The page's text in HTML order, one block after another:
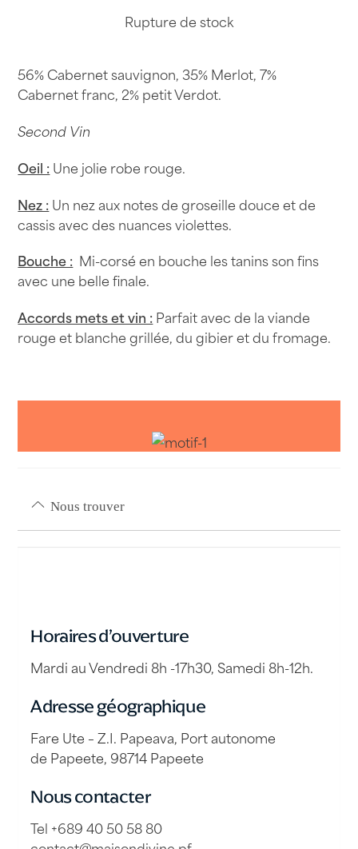
Rupture de stock
56% Cabernet sauvignon, 35% Merlot, 7%
Cabernet franc, 2% petit Verdot.
Second Vin
Oeil :Une jolie robe rouge.
Nez :Un nez aux notes de groseille douce et de
cassis avec des nuances violettes.
Bouche : Mi-corsé en bouche les tanins son fins
avec une belle finale.
Accords mets et vin :Parfait avec de la viande
rouge et blanche grillée, du gibier et du fromage.
Nous trouver
Horaires d’ouverture
Mardi au Vendredi 8h -17h30, Samedi 8h-12h.
Adresse géographique
Fare Ute – Z.I. Papeava, Port autonome
de Papeete, 98714 Papeete
Nous contacter
Tel +689 40 50 58 80